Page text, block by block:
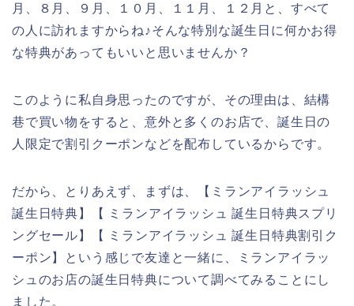
月、８月、９月、１０月、１１月、１２月と、すべて
の人に訪れますからね♪そんな特別な誕生日に何かお得
な特典があってもいいと思いませんか？
このように私自身思ったのですが、その理由は、結構
巷で買い物をすると、意外と多くのお店で、誕生日の
人限定で割引クーポンなどを配布しているからです。
だから、とりあえず、まずは、【ミランアイラッシュ
誕生日特典】【 ミランアイラッシュ 誕生日特典スプリ
ングセール】【 ミランアイラッシュ 誕生日特典割引ク
ーポン】という感じで友達と一緒に、ミランアイラッ
シュのお店の誕生日特典について調べてみることにし
ました。